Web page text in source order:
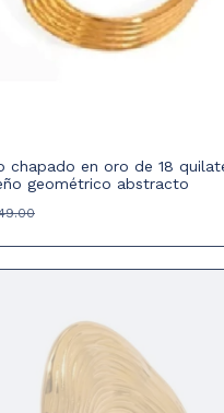
chapado en oro de 18
geométrico abstracto